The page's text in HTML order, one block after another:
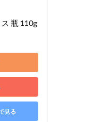
瓶 110g
見る